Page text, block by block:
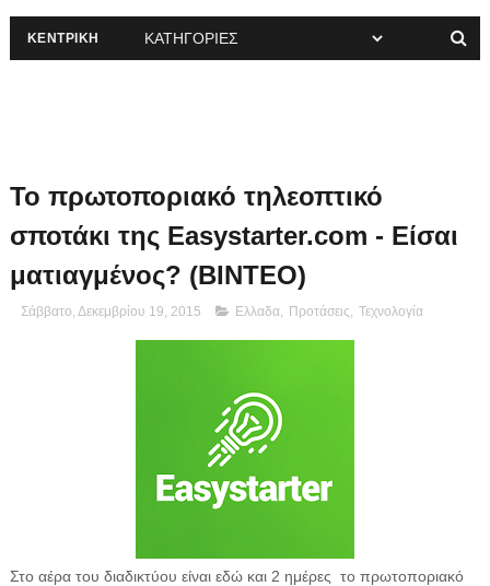
ΚΕΝΤΡΙΚΗ
Το πρωτοποριακό τηλεοπτικό
σποτάκι της Easystarter.com - Είσαι
ματιαγμένος? (ΒΙΝΤΕΟ)
Σάββατο, Δεκεμβρίου 19, 2015 Ελλαδα, Προτάσεις Τεχνολογία
Στο αέρα του διαδικτύου είναι εδώ και 2 ημέρες το πρωτοποριακό